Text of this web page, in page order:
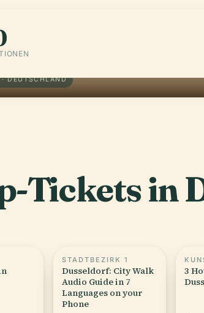
· DEUTSCHLAND
Tickets in
STADTBEZIRK 1
Dusseldorf: City Walk
Audio Guide in 7
Languages on your
Phone
3